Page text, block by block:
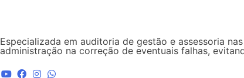
Especializada em auditoria de gestão e assessoria
administração na correção de eventuais falhas,